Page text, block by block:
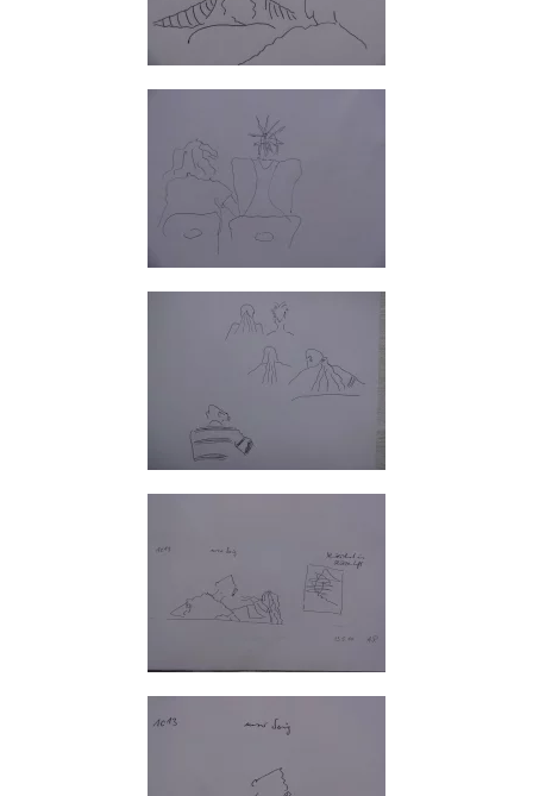
GROSS
GROSS